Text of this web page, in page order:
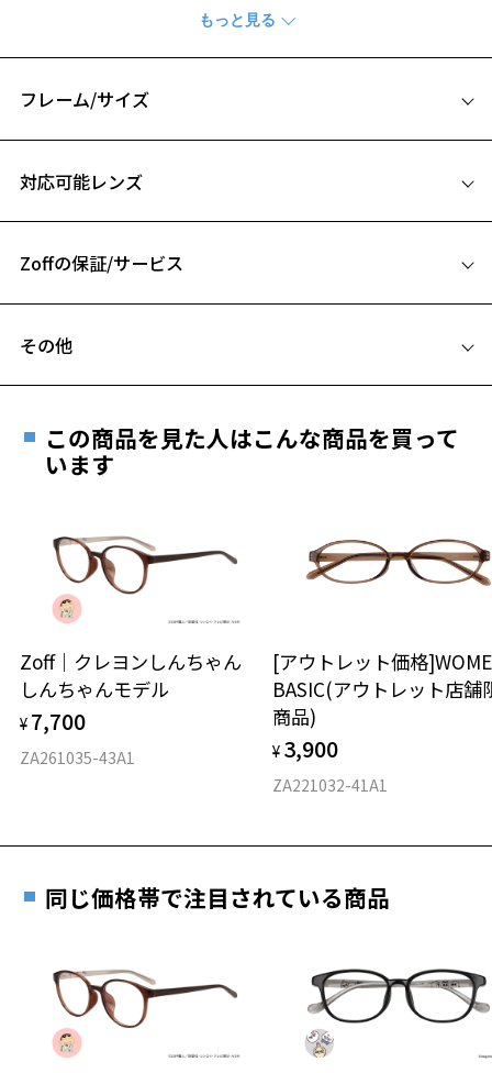
※柄や色味の出方に個体差があり、画像と異なる場合がございます。
WOMEN’S BASIC 特集ページをみる
※アウトレット商品は、販売から一定期間経過した商品などです。キ
ズ、汚れなどがあるB級品ではございません。
フレーム/サイズ
B ブリッジ(鼻部分)の横幅：21mm
お持ちのZoffメガネサイズを確認するには？
仕上がり寸法
D 仕上がりの横幅：約140mm
14.7g
※着脱式サングラス：デモレンズ、アタッチメント込みの重さ
タイプ
対応可能レンズ
フレームとレンズの合計料金を知りたい方へ
Zoffの保証/サービス
安心1 フレーム１年間品質保証
きます。
※保証期間内に交換が行われた場合、保証期間は初期の期間から
延長されません。
安心2 視力測定無料
視力の変化を早めに発見するために、定期的な視
力測定をおすすめいたします。
安心3 かかり具合調整無料
す。
その他
ご希望のお客さまは、「レンズ交換券」をお選びのうえ、
最寄りのZoff実店舗にてレンズをお買い求めください。
※サングラスやパッケージ品では「レンズ交換券」はお選び
談ください。
＜メガネの度数情報がわからない方へ＞
オンラインストアでフレームのみ購入して、
実店舗で度付きにできます
ご購入時に「レンズ交換券」をお選びいただくと、実店舗で
度数を測定のうえ、度付きレンズ（標準セットレンズ）へ無
お近くのZoff実店舗にて度数を測定いただけます（無料）。
その際は記入用紙をダウンロードしてお使いください。
この商品を見た人はこんな商品を買って
います
Zoff｜クレヨンしんちゃん
しんちゃんモデル
¥ 7,700
ZA261035-43A1
[アウトレット価格
BASIC(アウトレット店舗
商品)
¥ 3,900
ZA221032-41A1
同じ価格帯で注目されている商品